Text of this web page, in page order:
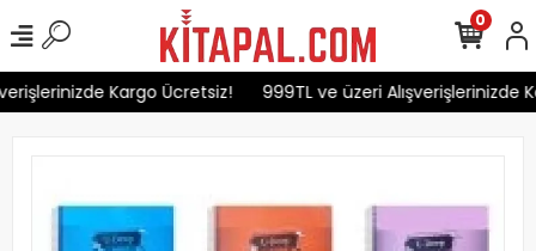
Kargo Ücretsiz! 999TL ve üzeri Alışverişlerinizde
0